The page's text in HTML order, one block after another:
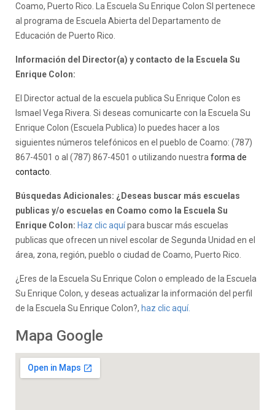
Coamo, Puerto Rico. La Escuela Su Enrique Colon SI pertenece
al programa de Escuela Abierta del Departamento de
Educación de Puerto Rico.
Información del Director(a) y contacto de la Escuela Su
Enrique Colon:
El Director actual de la escuela publica Su Enrique Colon es
Ismael Vega Rivera. Si deseas comunicarte con la Escuela Su
Enrique Colon (Escuela Publica) lo puedes hacer a los
siguientes números telefónicos en el pueblo de Coamo: (787)
867-4501 o al (787) 867-4501 o utilizando nuestra forma de
contacto
Búsquedas Adicionales: ¿Deseas buscar más escuelas
publicas y/o escuelas en Coamo como la Escuela Su
Enrique Colon: Haz clic aquípara buscar más escuelas
publicas que ofrecen un nivel escolar de Segunda Unidad en el
área, zona, región, pueblo o ciudad de Coamo, Puerto Rico.
¿Eres de la Escuela Su Enrique Colon o empleado de la Escuela
Su Enrique Colon, y deseas actualizar la información del perfil
de la Escuela Su Enrique Colon?, haz clic aquí.
Mapa Google